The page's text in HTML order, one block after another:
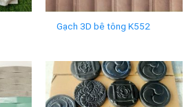
Gạch 3D bê tông K552